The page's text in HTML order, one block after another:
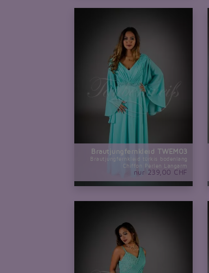
Brautjungfernkleid TWEM03
Brautjungfernkleid türkis bodenlang
Chiffon Perlen Langarm
nur 239,00 CHF